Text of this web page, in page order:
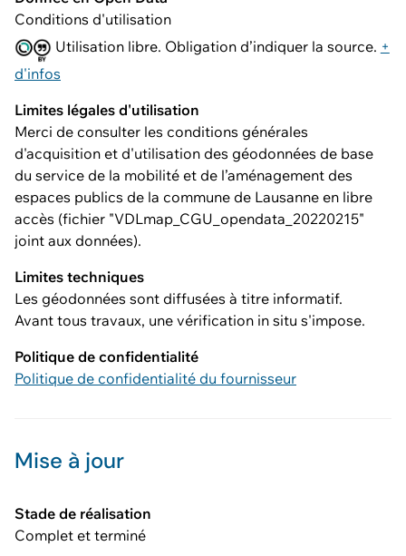
Conditions d'utilisation
Utilisation libre. Obligation d’indiquer la source. +
d'infos
Limites légales d'utilisation
Merci de consulter les conditions générales
d'acquisition et d'utilisation des géodonnées de base
du service de la mobilité et de l’aménagement des
espaces publics de la commune de Lausanne en libre
accès (fichier "VDLmap_CGU_opendata_20220215"
joint aux données).
Limites techniques
Les géodonnées sont diffusées à titre informatif.
Avant tous travaux, une vérification in situ s'impose.
Politique de confidentialité
Politique de confidentialité du fournisseur
Mise à jour
Stade de réalisation
Complet et terminé